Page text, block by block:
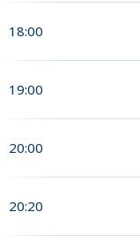
18:00
19:00
20:00
20:20